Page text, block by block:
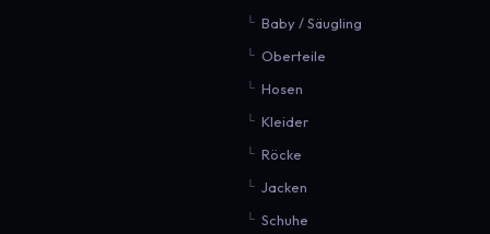
Baby / Säugling
Oberteile
Hosen
Kleider
Röcke
Jacken
Schuhe